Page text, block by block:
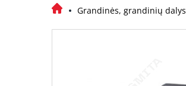
Grandinės, grandinių dalys